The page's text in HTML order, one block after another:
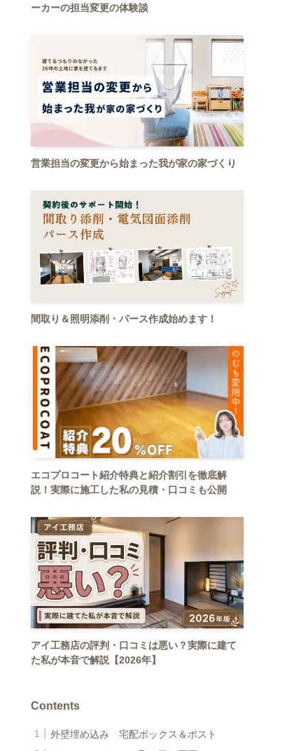
ーカーの担当変更の体験談
営業担当の変更から始まった我が家の家づくり
間取り＆照明添削・パース作成始めます！
エコプロコート紹介特典と紹介割引を徹底解
説！実際に施工した私の見積・口コミも公開
アイ工務店の評判・口コミは悪い？実際に建て
た私が本音で解説【2026年】
Contents
外壁埋め込み 宅配ボックス＆ポスト